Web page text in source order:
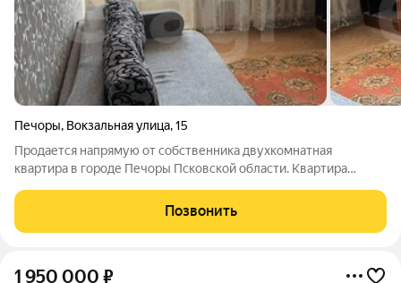
Печоры, Вокзальная улица,15
Продается напрямую от собственника двухкомнатная
квартира в городе Печоры Псковской области. Квартира
узел и большая светлая лоджия. Расположена в тихом жилом
районе города Печоры, город
Позвонить
1 950 000 ₽